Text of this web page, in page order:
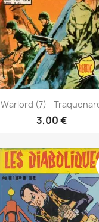
Warlord (7) -
3,00 €